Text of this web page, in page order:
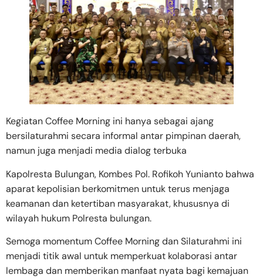
Kegiatan Coffee Morning ini hanya sebagai ajang
bersilaturahmi secara informal antar pimpinan daerah,
namun juga menjadi media dialog terbuka
Kapolresta Bulungan, Kombes Pol. Rofikoh Yunianto bahwa
aparat kepolisian berkomitmen untuk terus menjaga
keamanan dan ketertiban masyarakat, khususnya di
wilayah hukum Polresta bulungan.
Semoga momentum Coffee Morning dan Silaturahmi ini
menjadi titik awal untuk memperkuat kolaborasi antar
lembaga dan memberikan manfaat nyata bagi kemajuan